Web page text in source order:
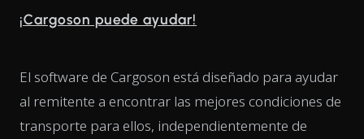
¡Cargoson puede ayudar!
El software de Cargoson está diseñado para ayudar
al remitente a encontrar las mejores condiciones de
transporte para ellos, independientemente de